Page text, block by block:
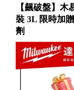
【飆破盤】
裝 3L 限時加
劑